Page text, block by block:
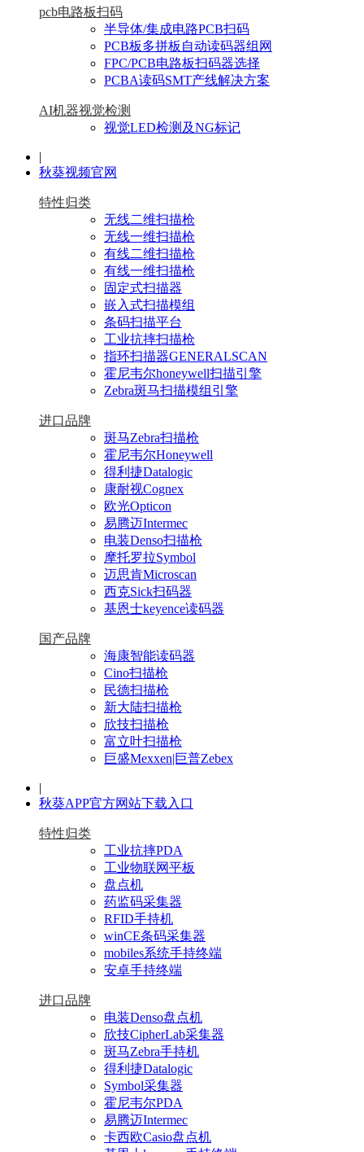
pcb电路板扫码
半导体/集成电路PCB扫码
PCB板多拼板自动读码器组网
FPC/PCB电路板扫码器选择
PCBA读码SMT产线解决方案
AI机器视觉检测
视觉LED检测及NG标记
|
秋葵视频官网
特性归类
无线二维扫描枪
无线一维扫描枪
有线二维扫描枪
有线一维扫描枪
固定式扫描器
嵌入式扫描模组
条码扫描平台
工业抗摔扫描枪
指环扫描器GENERALSCAN
霍尼韦尔honeywell扫描引擎
Zebra斑马扫描模组引擎
进口品牌
斑马Zebra扫描枪
霍尼韦尔Honeywell
得利捷Datalogic
康耐视Cognex
欧光Opticon
易腾迈Intermec
电装Denso扫描枪
摩托罗拉Symbol
迈思肯Microscan
西克Sick扫码器
基恩士keyence读码器
国产品牌
海康智能读码器
Cino扫描枪
民德扫描枪
新大陆扫描枪
欣技扫描枪
富立叶扫描枪
巨盛Mexxen|巨普Zebex
|
秋葵APP官方网站下载入口
特性归类
工业抗摔PDA
工业物联网平板
盘点机
药监码采集器
RFID手持机
winCE条码采集器
mobiles系统手持终端
安卓手持终端
进口品牌
电装Denso盘点机
欣技CipherLab采集器
斑马Zebra手持机
得利捷Datalogic
Symbol采集器
霍尼韦尔PDA
易腾迈Intermec
卡西欧Casio盘点机